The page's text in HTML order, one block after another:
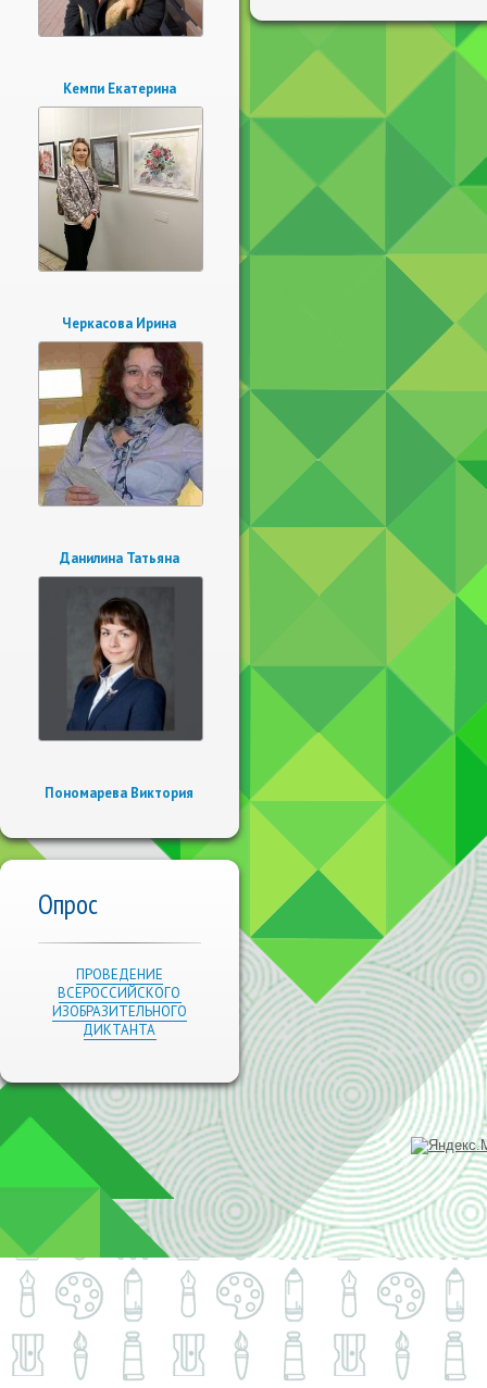
Кемпи Екатерина
Черкасова Ирина
Данилина Татьяна
Пономарева Виктория
Опрос
ПРОВЕДЕНИЕ
ВСЕРОССИЙСКОГО
ИЗОБРАЗИТЕЛЬНОГО
ДИКТАНТА